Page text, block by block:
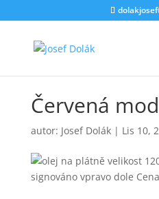
Červená
autor: Josef Dolák| Lis 10,